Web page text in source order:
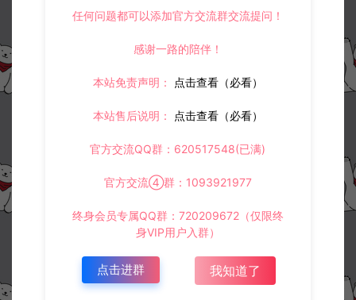
资源下载
此资源仅限注册用户下载，请先
任何问题都可以添加官方交流群交流提问！
感谢一路的陪伴！
本站免责声明： 点击查看（必看）
本站售后说明： 点击查看（必看）
官方交流QQ群：620517548(已满)
官方交流④群：1093921977
终身会员专属QQ群：720209672（仅限终
身VIP用户入群）
点击进群 我知道了